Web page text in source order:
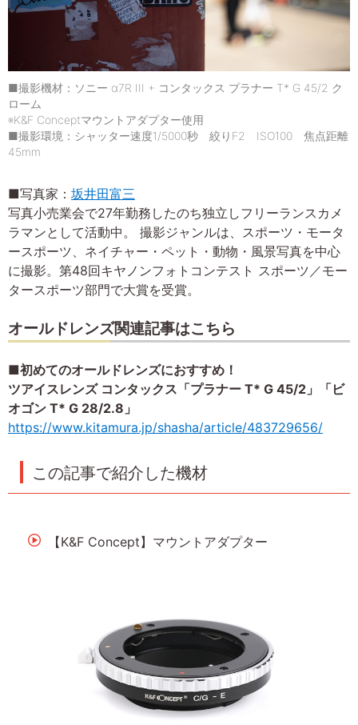
■撮影機材：ソニー α7R III + コンタックス プラナー T* G 45/2 ク
ローム
※K&F Conceptマウントアダプター使用
■撮影環境：シャッター速度1/5000秒 絞りF2 ISO100 焦点距離
45mm
■写真家： 坂井田富三
写真小売業会で27年勤務したのち独立しフリーランスカメ
ラマンとして活動中。 撮影ジャンルは、スポーツ・モータ
ースポーツ、ネイチャー・ペット・動物・風景写真を中心
に撮影。第48回キヤノンフォトコンテスト スポーツ／モー
タースポーツ部門で大賞を受賞。
オールドレンズ関連記事はこちら
■初めてのオールドレンズにおすすめ！
ツアイスレンズ コンタックス「プラナー T* G 45/2」「ビ
オゴン T* G 28/2.8」
https://www.kitamura.jp/shasha/article/483729656/
この記事で紹介した機材
【K&F Concept】マウントアダプター